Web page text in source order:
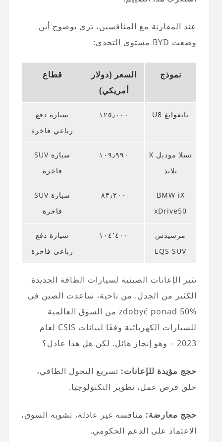
عند المقارنة مع المنافسين، ترى بوضوح أين
وضعت BYD مستوى التحدي:
نموذج
السعر (دولار
أمريكي)
قطاع
يانغوانغ U8 ١٢٥٫٠٠٠
سيارة دفع
رباعي فاخرة
تسلا موديل X
بلايد
١٠٩٫٩٩٠
سيارة SUV
فاخرة
BMW iX
xDrive50
٨٣٫٢٠٠
سيارة SUV
فاخرة
مرسيدس
EQS SUV
١٠٤٬٤٠٠
سيارة دفع
رباعي فاخرة
تثير الإعانات الصينية لسيارات الطاقة الجديدة
الكثير من الجدل. من ناحية، ساعدت الصين في
zdobyć ponad 50% من السوق العالمية
للسيارات الكهربائية وفقًا لبيانات CSIS لعام
2023 – وهو إنجاز هائل. لكن هل هذا عادل؟
حجج مؤيدة للإعانات: تسريع التحول الطاقي،
خلق فرص عمل، تطوير التكنولوجيا.
حجج معارضة: منافسة غير عادلة، تشويه السوق،
الاعتماد على الدعم الحكومي.